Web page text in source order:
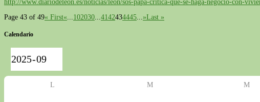
http://www.diariodeleon.es/noticias/leon/sos-papa-critica-que-se-haga-negocio-con-
Page 43 of 49« First« 102030 4142434445 »Last »
Calendario
L M M